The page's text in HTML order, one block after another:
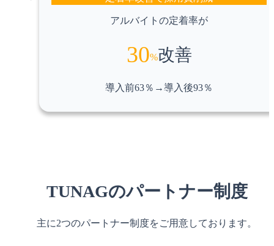
アルバイトの定着率が
30%改善
導入前63％→導入後93％
TUNAGのパートナー制度
主に2つのパートナー制度をご用意しております。